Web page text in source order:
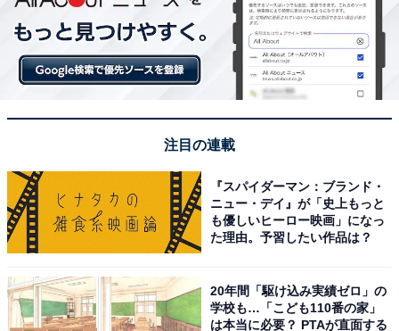
※回答者コメントは原文ママです
長年にわたってテレビ局でバラエティ番組、情報番組な
どを制作。その後、フリーランスの編集・ライターに転
身。芸能情報に精通し、週刊誌、ネットニュースでテレ
ョン「ゆるま」を立ち上げる。
注目の連載
『スパイダーマン：ブランド・
ニュー・デイ』が「史上もっと
も優しいヒーロー映画」になっ
た理由。予習したい作品は？
20年間「駆け込み実績ゼロ」の
学校も…「こども110番の家」
は本当に必要？ PTAが直面する